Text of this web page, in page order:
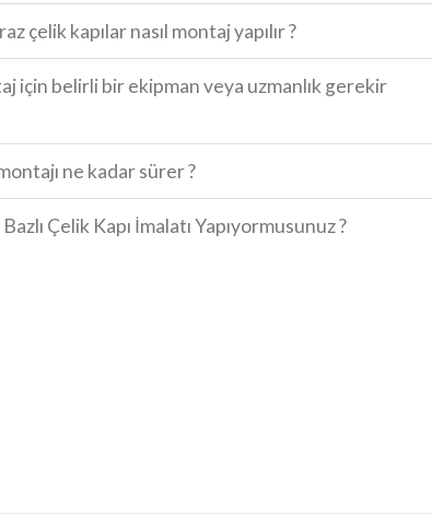
çelik kapılar nasıl montaj yapılır ?
için belirli bir ekipman veya uzmanlık gerekir
ne kadar sürer ?
Çelik Kapı İmalatı Yapıyormusunuz ?